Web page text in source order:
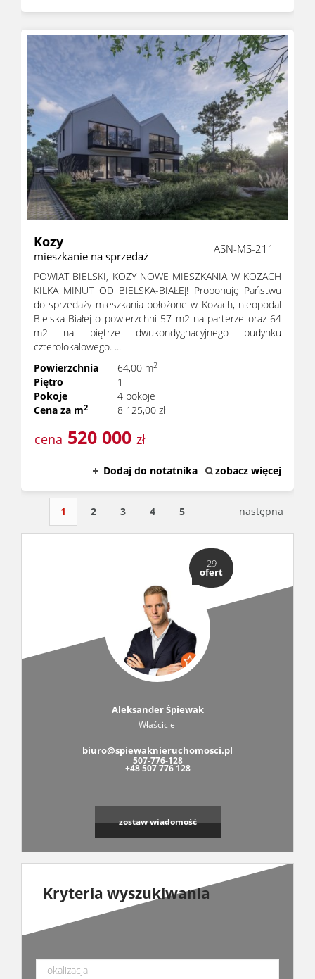
Kozy
mieszkanie na sprzedaż
ASN-MS-211
POWIAT BIELSKI, KOZY NOWE MIESZKANIA W KOZACH
KILKA MINUT OD BIELSKA-BIAŁEJ! Proponuję Państwu
do sprzedaży mieszkania położone w Kozach, nieopodal
Bielska-Białej o powierzchni 57 m2 na parterze oraz 64
m2 na piętrze dwukondygnacyjnego budynku
czterolokalowego. ...
Powierzchnia
64,00 m2
Piętro
1
Pokoje
4 pokoje
Cena za m2 8 125,00 zł
cena 520 000 zł
Dodaj do notatnika zobacz więcej
1 2 3 4 5 następna
29
ofert
Aleksander Śpiewak
Właściciel
biuro@spiewaknieruchomosci.pl
507-776-128
+48 507 776 128
zostaw wiadomość
Kryteria wyszukiwania